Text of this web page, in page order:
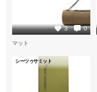
3 0
マット
シーツゥサミット